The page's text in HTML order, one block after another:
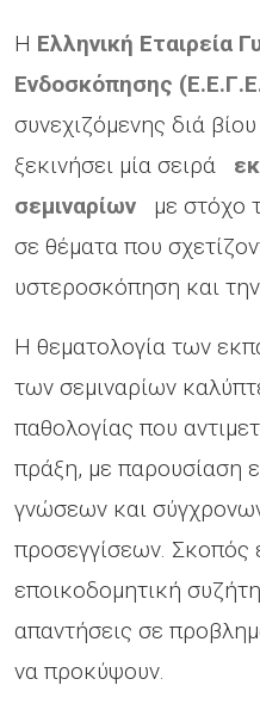
Η Ελληνική Εταιρεία
Ενδοσκόπησης
συνεχιζόμενης διά
ξεκινήσει μία σειρά
σεμιναρίων
με στόχο
σε θέματα που
υστεροσκόπηση και
Η θεματολογία των
των σεμιναρίων
παθολογίας που
πράξη, με παρουσίαση
γνώσεων και
προσεγγίσεων. Σκοπός
εποικοδομητική
απαντήσεις σε
να προκύψουν.